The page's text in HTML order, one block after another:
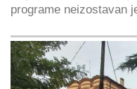
programe neizostavan